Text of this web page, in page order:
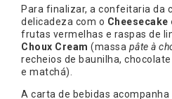
Para finalizar, a confeitaria da
delicadeza com o Cheesecake
frutas vermelhas e raspas de
Choux Cream (massa pâte à
recheios de baunilha,
e matchá).
A carta de bebidas